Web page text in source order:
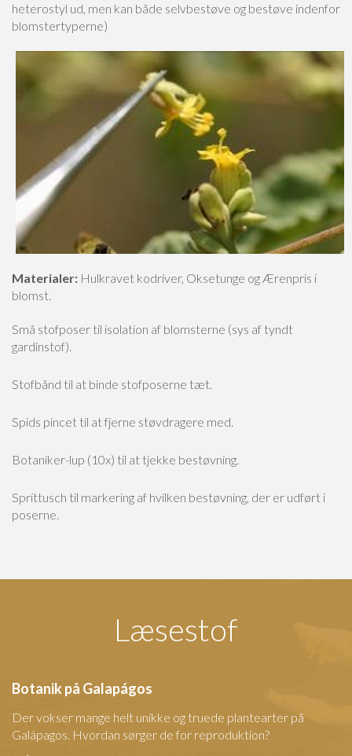
heterostyl ud, men kan både selvbestøve og bestøve indenfor
blomstertyperne)
Materialer: Hulkravet kodriver, Oksetunge og Ærenpris i
blomst.
Små stofposer til isolation af blomsterne (sys af tyndt
gardinstof).
Stofbånd til at binde stofposerne tæt.
Spids pincet til at fjerne støvdragere med.
Botaniker-lup (10x) til at tjekke bestøvning.
Sprittusch til markering af hvilken bestøvning, der er udført i
poserne.
Læsestof
Botanik på Galapágos
Der vokser mange helt unikke og truede plantearter på
Galápagos. Hvordan sørger de for reproduktion?